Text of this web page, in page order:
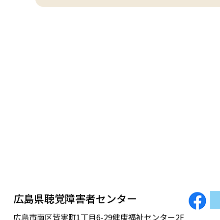
広島県聴覚障害者センター
広島市南区皆実町1丁目6-29健康福祉センター2F